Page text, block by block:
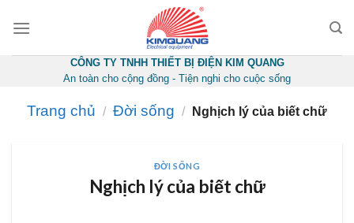
CÔNG TY TNHH THIẾT BỊ ĐIỆN KIM QUANG
An toàn cho cộng đồng - Tiện nghi cho cuộc sống
Trang chủ / Đời sống / Nghịch lý của biết chữ
ĐỜI SỐNG
Nghịch lý của biết chữ